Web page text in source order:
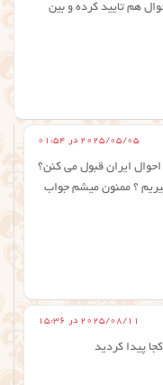
هم تایید کرده و بین
2025/05/05 در 01:54
ایران قبول می کنن؟
؟ ممنون میشم جواب
2025/08/11 در 15:36
پیدا کردید